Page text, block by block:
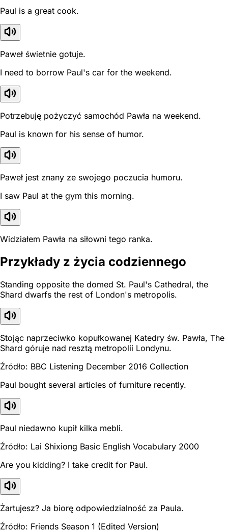
Paul is a great cook.
Paweł świetnie gotuje.
I need to borrow Paul's car for the weekend.
Potrzebuję pożyczyć samochód Pawła na weekend.
Paul is known for his sense of humor.
Paweł jest znany ze swojego poczucia humoru.
I saw Paul at the gym this morning.
Widziałem Pawła na siłowni tego ranka.
Przykłady z życia codziennego
Standing opposite the domed St. Paul's Cathedral, the
Shard dwarfs the rest of London's metropolis.
Stojąc naprzeciwko kopułkowanej Katedry św. Pawła, The
Shard góruje nad resztą metropolii Londynu.
Źródło: BBC Listening December 2016 Collection
Paul bought several articles of furniture recently.
Paul niedawno kupił kilka mebli.
Źródło: Lai Shixiong Basic English Vocabulary 2000
Are you kidding? I take credit for Paul.
Żartujesz? Ja biorę odpowiedzialność za Paula.
Źródło: Friends Season 1 (Edited Version)